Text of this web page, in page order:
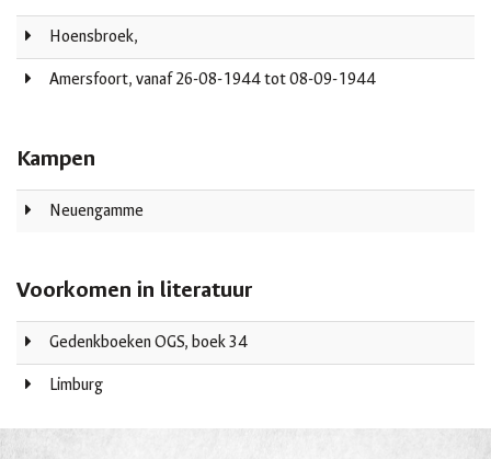
Hoensbroek,
Amersfoort, vanaf 26-08-1944 tot 08-09-1944
Kampen
Neuengamme
Voorkomen in literatuur
Gedenkboeken OGS, boek 34
Limburg